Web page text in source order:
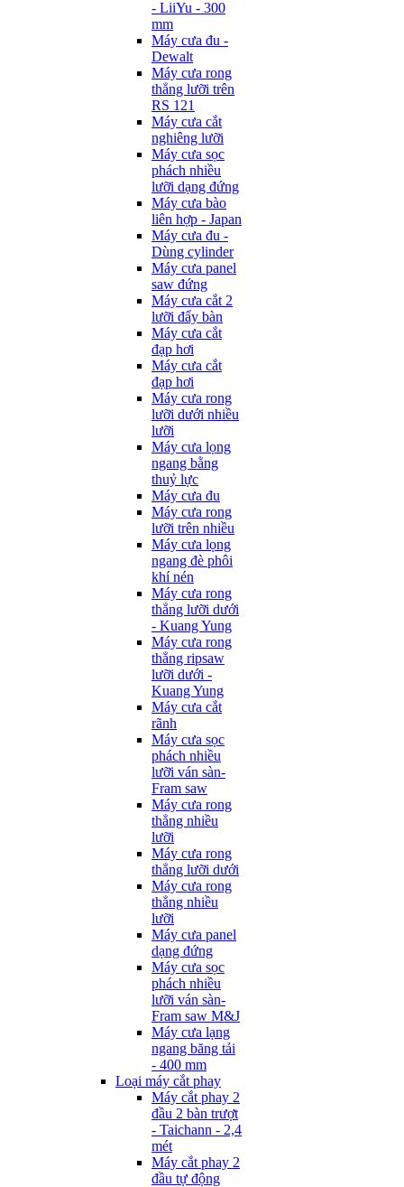
- LiiYu - 300
mm
Máy cưa đu -
Dewalt
Máy cưa rong
thẳng lưỡi trên
RS 121
Máy cưa cắt
nghiêng lưỡi
Máy cưa sọc
phách nhiều
lưỡi dạng đứng
Máy cưa bào
liên hợp - Japan
Máy cưa đu -
Dùng cylinder
Máy cưa panel
saw đứng
Máy cưa cắt 2
lưỡi đẩy bàn
Máy cưa cắt
đạp hơi
Máy cưa cắt
đạp hơi
Máy cưa rong
lưỡi dưới nhiều
lưỡi
Máy cưa lọng
ngang bằng
thuỷ lực
Máy cưa đu
Máy cưa rong
lưỡi trên nhiều
Máy cưa lọng
ngang đè phôi
khí nén
Máy cưa rong
thẳng lưỡi dưới
- Kuang Yung
Máy cưa rong
thẳng ripsaw
lưỡi dưới -
Kuang Yung
Máy cưa cắt
rãnh
Máy cưa sọc
phách nhiều
lưỡi ván sàn-
Fram saw
Máy cưa rong
thẳng nhiều
lưỡi
Máy cưa rong
thẳng lưỡi dưới
Máy cưa rong
thẳng nhiều
lưỡi
Máy cưa panel
dạng đứng
Máy cưa sọc
phách nhiều
lưỡi ván sàn-
Fram saw M&J
Máy cưa lạng
ngang băng tải
- 400 mm
Loại máy cắt phay
Máy cắt phay 2
đầu 2 bàn trượt
- Taichann - 2,4
mét
Máy cắt phay 2
đầu tự động